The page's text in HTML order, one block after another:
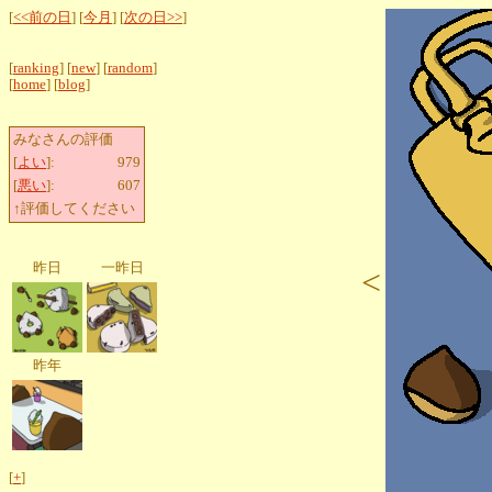
[<<前の日 ] [今月 ] [次の日>>]
[ranking] [new] [random]
[home] [blog]
みなさんの評価
[よい]:
979
[悪い]:
607
↑評価してください
昨日 一昨日
昨年
[+]
<